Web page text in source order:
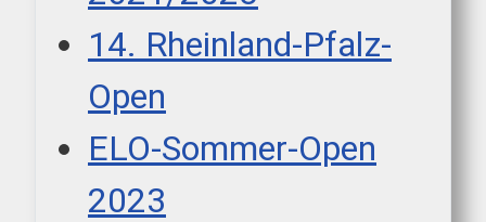
14. Rheinland-Pfalz-
Open
ELO-Sommer-Open
2023